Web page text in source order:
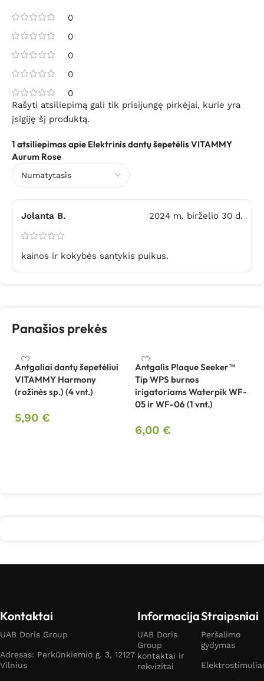
0
0
0
0
0
1 atsiliepimas apie Elektrinis dantų šepetėlis VITAMMY
Aurum Rose
Jolanta B. 2024 m. birželio 30 d.
kainos ir kokybės santykis puikus.
Rašyti atsiliepimą gali tik prisijungę pirkėjai, kurie yra
įsigiję šį produktą.
Panašios prekės
Antgaliai dantų šepetėliui
VITAMMY Harmony
(rožinės sp.) (4 vnt.)
5,90 €
Antgalis Plaque Seeker™
Tip WPS burnos
irigatoriams Waterpik WF-
05 ir WF-06 (1 vnt.)
6,00 €
Kontaktai
UAB Doris Group
Adresas: Perkūnkiemio g. 3, 12127
Vilnius
Informacija
UAB Doris
Group
kontaktai ir
rekvizitai
Straipsniai
Peršalimo
gydymas